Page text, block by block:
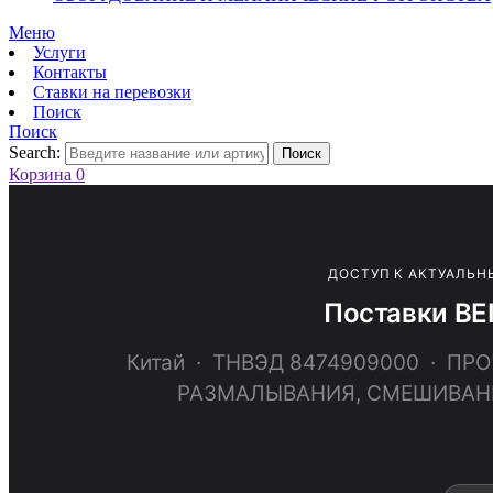
Меню
Услуги
Контакты
Ставки на перевозки
Поиск
Поиск
Search:
Поиск
Корзина 0
ДОСТУП К
Поставки
Китай · ТНВЭД 8474909000 ·
РАЗМАЛЫВАНИЯ,